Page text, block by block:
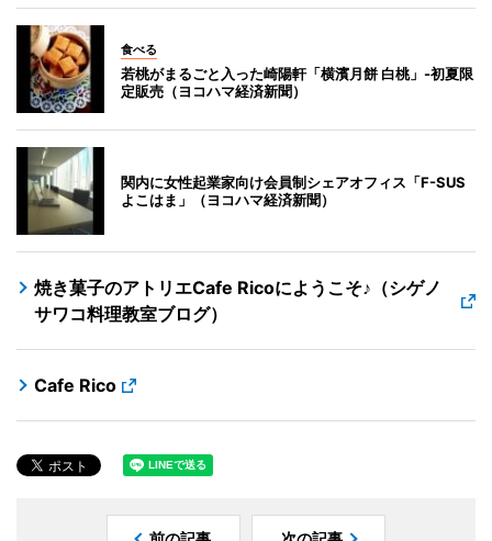
食べる
若桃がまるごと入った崎陽軒「横濱月餅 白桃」-初夏限
定販売（ヨコハマ経済新聞）
関内に女性起業家向け会員制シェアオフィス「F-SUS
よこはま」（ヨコハマ経済新聞）
焼き菓子のアトリエCafe Ricoにようこそ♪（シゲノ
サワコ料理教室ブログ）
Cafe Rico